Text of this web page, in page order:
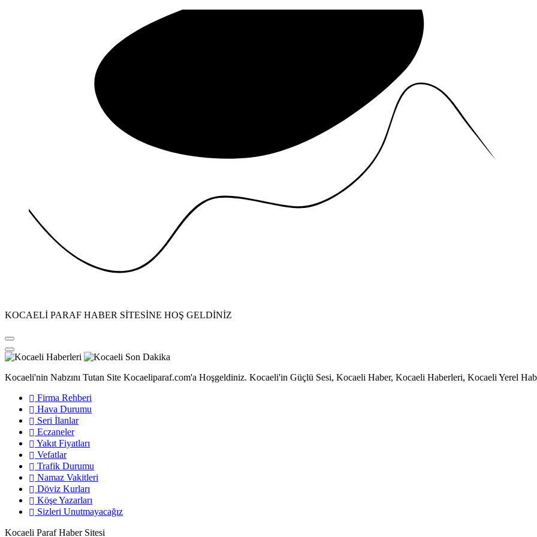
KOCAELİ PARAF HABER SİTESİNE HOŞ GELDİNİZ
Kocaeli'nin Nabzını Tutan Site Kocaeliparaf.com'a Hoşgeldiniz. Kocaeli'in Güçlü Sesi, Kocaeli Haber, Kocaeli Haberleri, Kocaeli Yerel
Firma Rehberi
Hava Durumu
Seri İlanlar
Eczaneler
Yakıt Fiyatları
Vefatlar
Trafik Durumu
Namaz Vakitleri
Döviz Kurları
Köşe Yazarları
Sizleri Unutmayacağız
Kocaeli Paraf Haber Sitesi